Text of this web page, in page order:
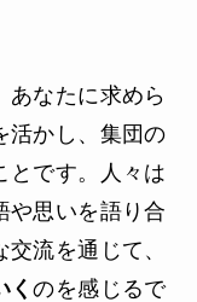
あなたに求めら
活かし、集団の
とです。人々は
や思いを語り合
流を通じて、
くのを感じるで